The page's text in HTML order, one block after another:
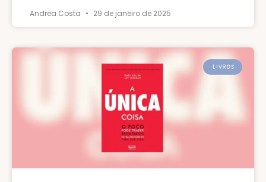
Andrea Costa 29 de janeiro de 2025
LIVROS